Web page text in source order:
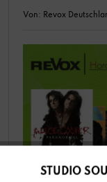
Von: Revox
Funktionale
STUDIO